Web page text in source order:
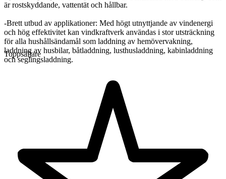
är rostskyddande, vattentät och hållbar.
-Brett utbud av applikationer: Med högt utnyttjande av vindenergi
och hög effektivitet kan vindkraftverk användas i stor utsträckning
för alla hushållsändamål som laddning av hemövervakning,
laddning av husbilar, båtladdning, lusthusladdning, kabinladdning
och seglingsladdning.
Toppsäljare